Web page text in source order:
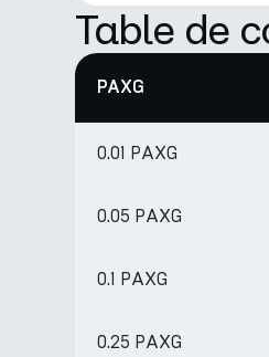
Table de
PAXG
0.01 PAXG
0.05 PAXG
0.1 PAXG
0.25 PAXG